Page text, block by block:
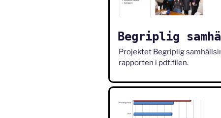
Begriplig
Projektet Begriplig
rapporten i pdf:filen.